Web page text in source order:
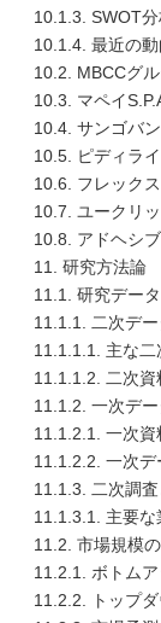
10.1.3. SWOT
10.1.4. 最近の動
10.2. MBCCグ
10.3. マペイ
10.4. サンゴバン
10.5. ピディラ
10.6. フレック
10.7. ユークリ
10.8. アドヘシ
11. 研究方法論
11.1. 研究データ
11.1.1. 二次デー
11.1.1.1. 主な二
11.1.1.2. 二次資
11.1.2. 一次デー
11.1.2.1. 一次資
11.1.2.2. 一次デ
11.1.3. 二次調
11.1.3.1. 主要な
11.2. 市場規模
11.2.1. ボトム
11.2.2. トップ